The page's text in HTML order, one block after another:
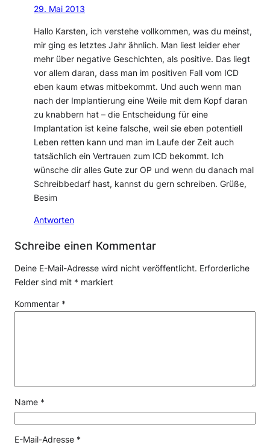
29. Mai 2013
Hallo Karsten, ich verstehe vollkommen, was du meinst,
mir ging es letztes Jahr ähnlich. Man liest leider eher
mehr über negative Geschichten, als positive. Das liegt
vor allem daran, dass man im positiven Fall vom ICD
eben kaum etwas mitbekommt. Und auch wenn man
nach der Implantierung eine Weile mit dem Kopf daran
zu knabbern hat – die Entscheidung für eine
Implantation ist keine falsche, weil sie eben potentiell
Leben retten kann und man im Laufe der Zeit auch
tatsächlich ein Vertrauen zum ICD bekommt. Ich
wünsche dir alles Gute zur OP und wenn du danach mal
Schreibbedarf hast, kannst du gern schreiben. Grüße,
Besim
Antworten
Schreibe einen Kommentar
Deine E-Mail-Adresse wird nicht veröffentlicht. Erforderliche
Felder sind mit * markiert
Kommentar *
Name *
E-Mail-Adresse *